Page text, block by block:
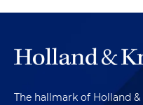
regulación y
países, considera que
mencionado Jaime,
en el Plan Nacional de
The hallmark of Holland